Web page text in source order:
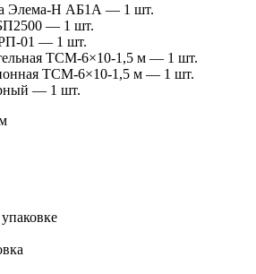
Элема-Н АБ1А — 1 шт.
— 1 шт.
01 — 1 шт.
ТСМ-6×10-1,5 м — 1 шт.
ТСМ-6×10-1,5 м — 1 шт.
— 1 шт.